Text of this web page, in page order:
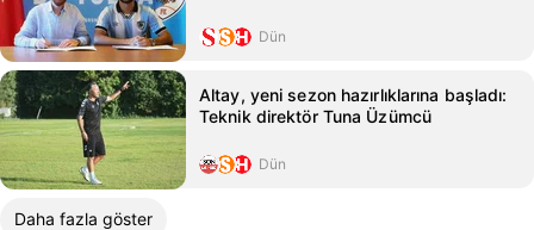
Dün
Altay, yeni sezon hazırlıklarına başladı:
Teknik direktör Tuna Üzümcü
Dün
Daha fazla göster